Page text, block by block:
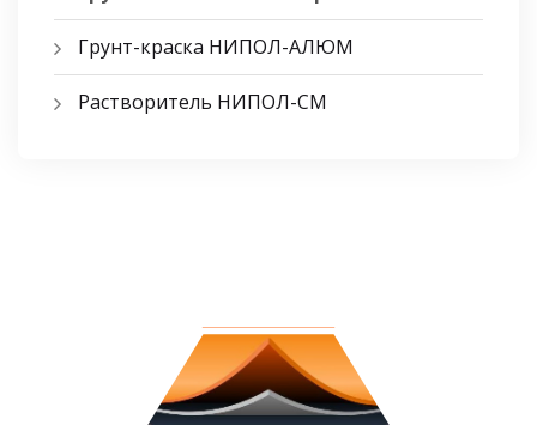
Грунт-краска НИПОЛ-АЛЮМ
Растворитель НИПОЛ-СМ